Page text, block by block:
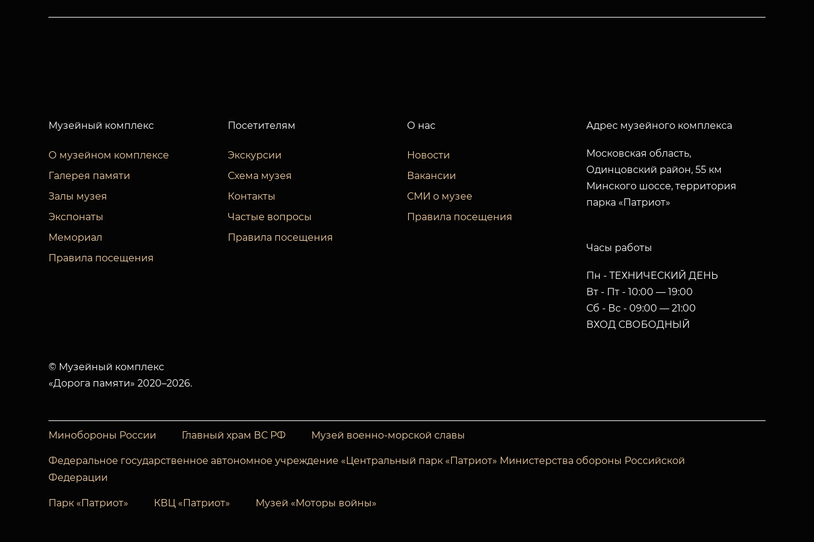
Музейный комплекс
О музейном комплексе
Галерея памяти
Залы музея
Экспонаты
Мемориал
Правила посещения
Посетителям
Экскурсии
Схема музея
Контакты
Частые вопросы
Правила посещения
О нас
Новости
Вакансии
СМИ о музее
Правила посещения
Адрес музейного комплекса
Московская область,
Одинцовский район, 55 км
Минского шоссе, территория
парка «Патриот»
Часы работы
Пн - ТЕХНИЧЕСКИЙ ДЕНЬ
Вт - Пт - 10:00 — 19:00
Сб - Вс - 09:00 — 21:00
ВХОД СВОБОДНЫЙ
© Музейный комплекс
«Дорога памяти» 2020–2026.
Минобороны России Главный храм ВС РФ Музей военно-морской славы
Федеральное государственное автономное учреждение «Центральный парк «Патриот» Министерства обороны Российской
Федерации
Парк «Патриот» КВЦ «Патриот» Музей «Моторы войны»